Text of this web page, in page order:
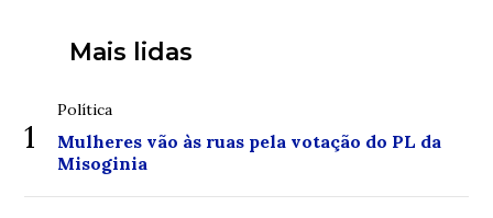
Mais lidas
1
Política
Mulheres vão às ruas pela votação do PL da
Misoginia